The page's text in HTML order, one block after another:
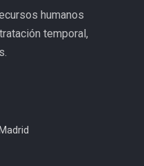
humanos
temporal,